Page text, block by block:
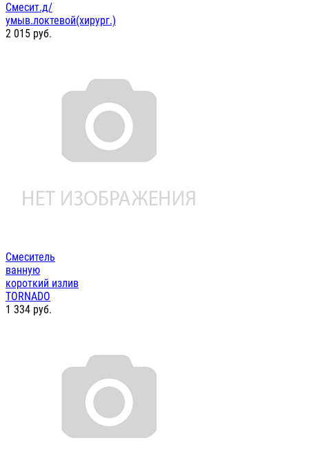
Смесит.д/
умыв.локтевой(хирург.)
2 015 руб.
Смеситель
ванную
короткий излив
TORNADO
1 334 руб.